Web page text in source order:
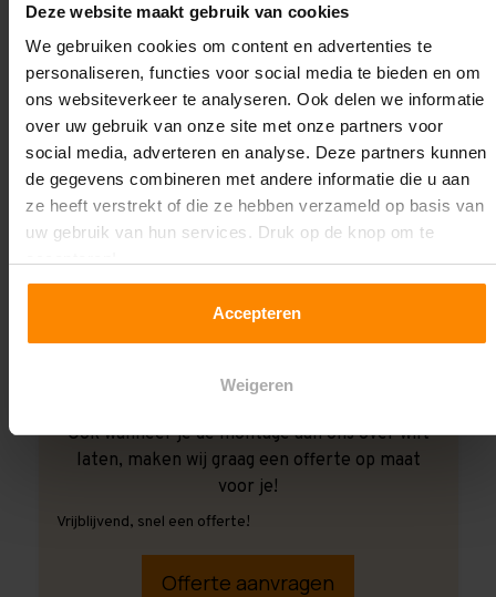
Deze website maakt gebruik van cookies
We gebruiken cookies om content en advertenties te
personaliseren, functies voor social media te bieden en om
ons websiteverkeer te analyseren. Ook delen we informatie
over uw gebruik van onze site met onze partners voor
social media, adverteren en analyse. Deze partners kunnen
de gegevens combineren met andere informatie die u aan
ze heeft verstrekt of die ze hebben verzameld op basis van
uw gebruik van hun services. Druk op de knop om te
Accepteren
Weigeren
Ook wanneer je de montage aan ons over wilt
laten, maken wij graag een offerte op maat
voor je!
Vrijblijvend, snel een offerte!
Offerte aanvragen